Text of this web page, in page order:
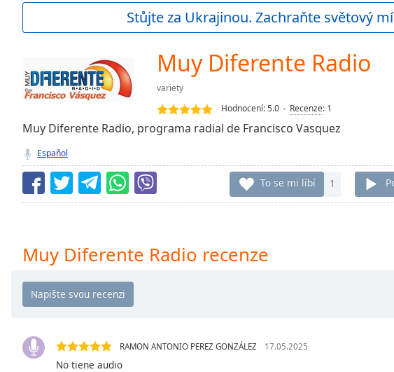
Current
0.00%
TypeLIVE
live,
currently
behind
LIVE
Remaining
Playback
Rate
Chapters
Stůjte za Ukrajinou. Zachraňte světový
Muy Diferente Radio
variety
Hodnocení:5.0 Recenze: 1
Muy Diferente Radio, programa radial de Francisco Vasquez
Español
To se mi líbí 1
Muy Diferente Radio recenze
RAMON ANTONIO PEREZ GONZÁLEZ 17.05.2025
No tiene audio